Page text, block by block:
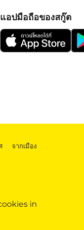
in
แอปมือถือของสกู๊ต
| จากเมือง